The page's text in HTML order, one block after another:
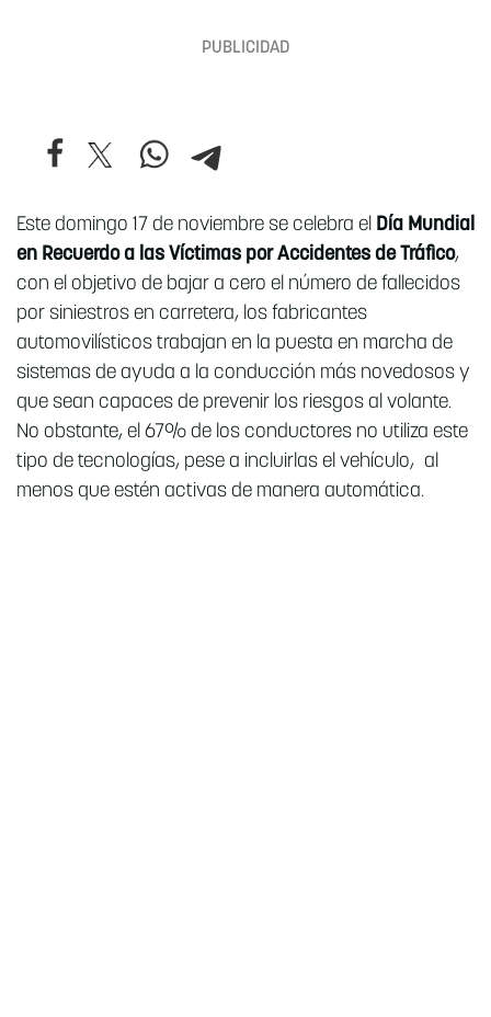
Este domingo 17 de noviembre se celebra el Día Mundial
en Recuerdo a las Víctimas por Accidentes de Tráfico,
con el objetivo de bajar a cero el número de fallecidos
por siniestros en carretera, los fabricantes
automovilísticos trabajan en la puesta en marcha de
sistemas de ayuda a la conducción más novedosos y
que sean capaces de prevenir los riesgos al volante.
No obstante, el 67% de los conductores no utiliza este
tipo de tecnologías, pese a incluirlas el vehículo, al
menos que estén activas de manera automática.